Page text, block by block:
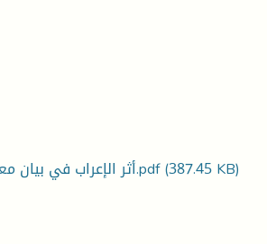
أثر الإعراب في بيان معاني آي الذكر الحكيم.pdf(387.45 KB)